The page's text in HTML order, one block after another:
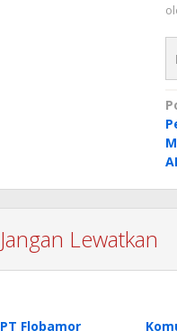
AI
Jangan Lewatkan
PT Flobamor